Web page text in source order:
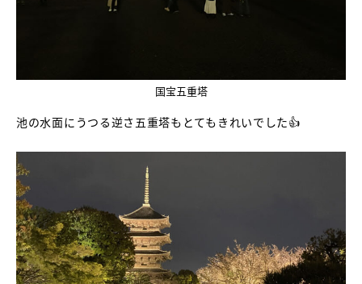
国宝五重塔
池の水面にうつる逆さ五重塔もとてもきれいでした👍